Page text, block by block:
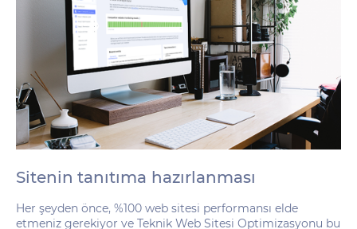
Sitenin tanıtıma hazırlanması
Her şeyden önce, %100 web sitesi performansı elde
etmeniz gerekiyor ve Teknik Web Sitesi Optimizasyonu bu